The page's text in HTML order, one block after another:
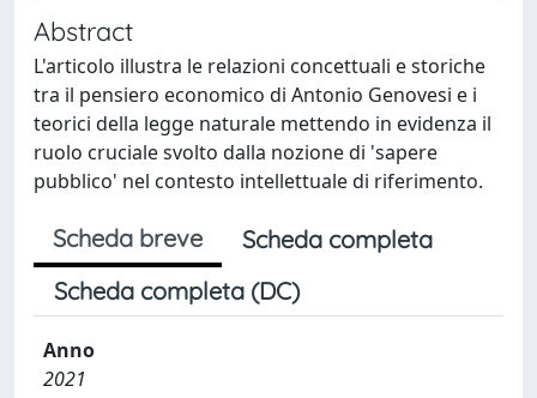
Abstract
L'articolo illustra le relazioni concettuali e storiche
tra il pensiero economico di Antonio Genovesi e i
teorici della legge naturale mettendo in evidenza il
ruolo cruciale svolto dalla nozione di 'sapere
pubblico' nel contesto intellettuale di riferimento.
Scheda breve
Scheda completa
Scheda completa (DC)
Anno
2021